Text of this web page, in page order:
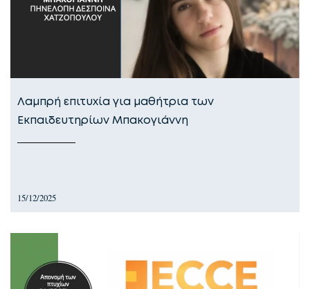
Λαμπρή επιτυχία για μαθήτρια των
Εκπαιδευτηρίων Μπακογιάννη
15/12/2025